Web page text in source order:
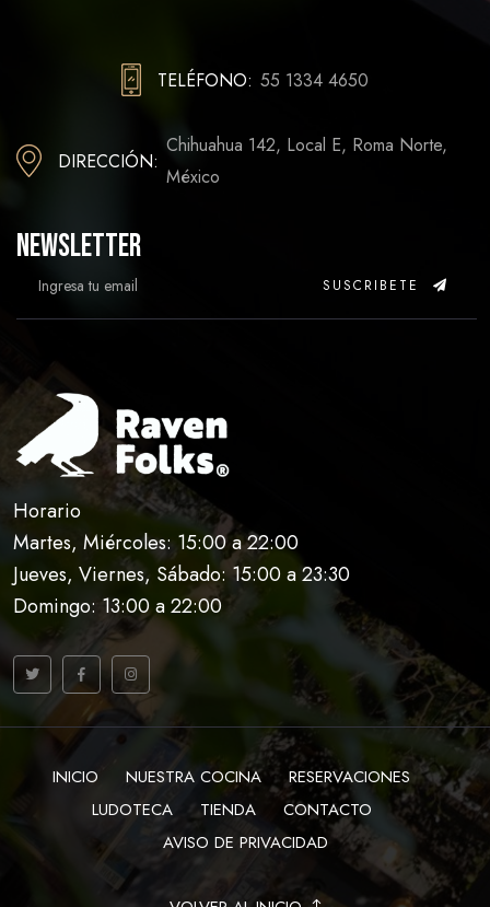
TELÉFONO: 55 1334 4650
DIRECCIÓN:
Chihuahua 142, Local E, Roma Norte,
México
Newsletter
SUSCRIBETE
Horario
Martes, Miércoles: 15:00 a 22:00
Jueves, Viernes, Sábado: 15:00 a 23:30
Domingo: 13:00 a 22:00
INICIO NUESTRA COCINA
RESERVACIONES
LUDOTECA
TIENDA
CONTACTO
AVISO DE PRIVACIDAD